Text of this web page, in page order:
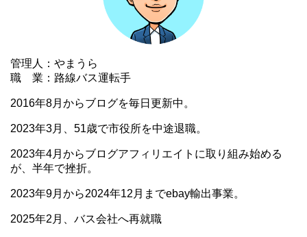
管理人：やまうら
職 業：路線バス運転手
2016年8月からブログを毎日更新中。
2023年3月、51歳で市役所を中途退職。
2023年4月からブログアフィリエイトに取り組み始める
が、半年で挫折。
2023年9月から2024年12月までebay輸出事業。
2025年2月、バス会社へ再就職